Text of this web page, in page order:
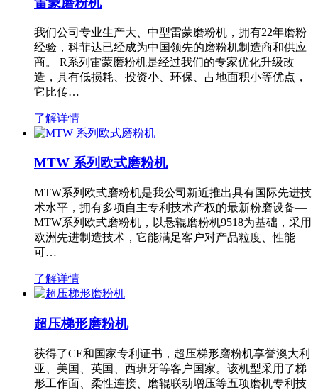
我们公司专业生产大、中型雷蒙磨粉机，拥有22年磨粉
经验，科菲达已经成为中国领先的磨粉机制造商和供应
商。 R系列雷蒙磨粉机是经过我们的专家优化升级改
造，具有低损耗、投资小、环保、占地面积小等优点，
它比传…
了解详情
MTW 系列欧式磨粉机
MTW系列欧式磨粉机是我公司新近推出具有国际先进技
术水平，拥有多项自主专利技术产权的最新粉磨设备—
MTW系列欧式磨粉机，以悬辊磨粉机9518为基础，采用
欧洲先进制造技术，它能满足客户对产品粒度、性能
可…
了解详情
超压梯形磨粉机
获得了CE和国家专利证书，超压梯形磨粉机享誉澳大利
亚、美国、英国、西班牙等客户国家。该机型采用了梯
形工作面、柔性连接、磨辊联动增压等五项磨机专利技